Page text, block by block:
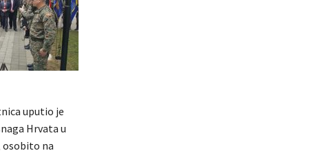
uputio je
Hrvata u
osobito na